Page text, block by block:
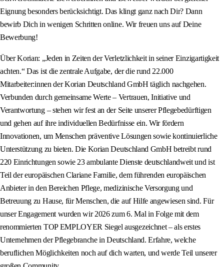
Eignung besonders berücksichtigt. Das klingt ganz nach Dir? Dann
bewirb Dich in wenigen Schritten online. Wir freuen uns auf Deine
Bewerbung!
Über Korian: „Jeden in Zeiten der Verletzlichkeit in seiner Einzigartigkeit
achten.“ Das ist die zentrale Aufgabe, der die rund 22.000
Mitarbeiter:innen der Korian Deutschland GmbH täglich nachgehen.
Verbunden durch gemeinsame Werte – Vertrauen, Initiative und
Verantwortung – stehen wir fest an der Seite unserer Pflegebedürftigen
und gehen auf ihre individuellen Bedürfnisse ein. Wir fördern
Innovationen, um Menschen präventive Lösungen sowie kontinuierliche
Unterstützung zu bieten. Die Korian Deutschland GmbH betreibt rund
220 Einrichtungen sowie 23 ambulante Dienste deutschlandweit und ist
Teil der europäischen Clariane Familie, dem führenden europäischen
Anbieter in den Bereichen Pflege, medizinische Versorgung und
Betreuung zu Hause, für Menschen, die auf Hilfe angewiesen sind. Für
unser Engagement wurden wir 2026 zum 6. Mal in Folge mit dem
renommierten TOP EMPLOYER Siegel ausgezeichnet – als erstes
Unternehmen der Pflegebranche in Deutschland. Erfahre, welche
beruflichen Möglichkeiten noch auf dich warten, und werde Teil unserer